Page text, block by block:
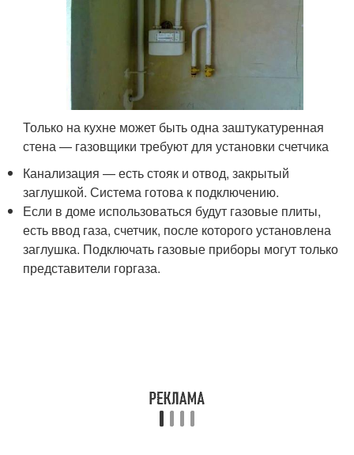
Только на кухне может быть одна заштукатуренная
стена — газовщики требуют для установки счетчика
Канализация — есть стояк и отвод, закрытый
заглушкой. Система готова к подключению.
Если в доме использоваться будут газовые плиты,
есть ввод газа, счетчик, после которого установлена
заглушка. Подключать газовые приборы могут только
представители горгаза.